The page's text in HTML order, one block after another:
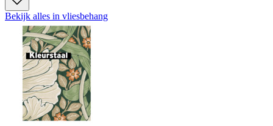
Bekijk alles in vliesbehang